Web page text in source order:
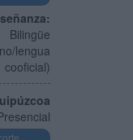
Bilingüe
lengua
cooficial)